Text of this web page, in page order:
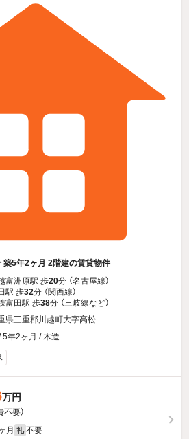
築5年2ヶ月 2階建の賃貸物件
富洲原駅 歩20分 （名古屋線）
駅 歩32分 （関西線）
富田駅 歩38分 （三岐線など）
県三重郡川越町大字高松
5年2ヶ月 / 木造
万円
不要）
月 礼 不要